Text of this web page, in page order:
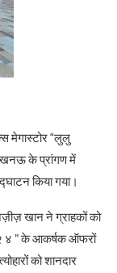
मेगास्टोर “लुलु
के प्रांगण में
किया गया।
खान ने ग्राहकों को
४ ” के आकर्षक ऑफरों
को शानदार